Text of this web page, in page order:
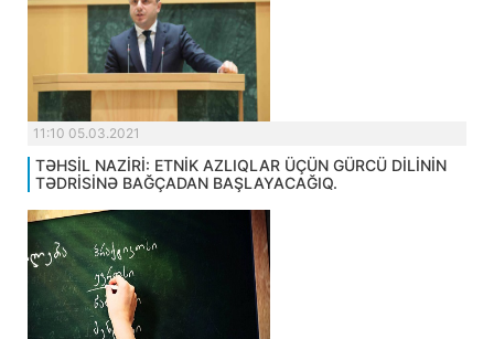
11:10 05.03.2021
TƏHSİL NAZİRİ: ETNİK AZLIQLAR ÜÇÜN GÜRCÜ DİLİNİN
TƏDRİSİNƏ BAĞÇADAN BAŞLAYACAĞIQ.